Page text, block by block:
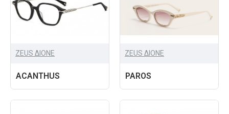
ZEUS ΔIONE
ACANTHUS
ZEUS ΔIONE
PAROS